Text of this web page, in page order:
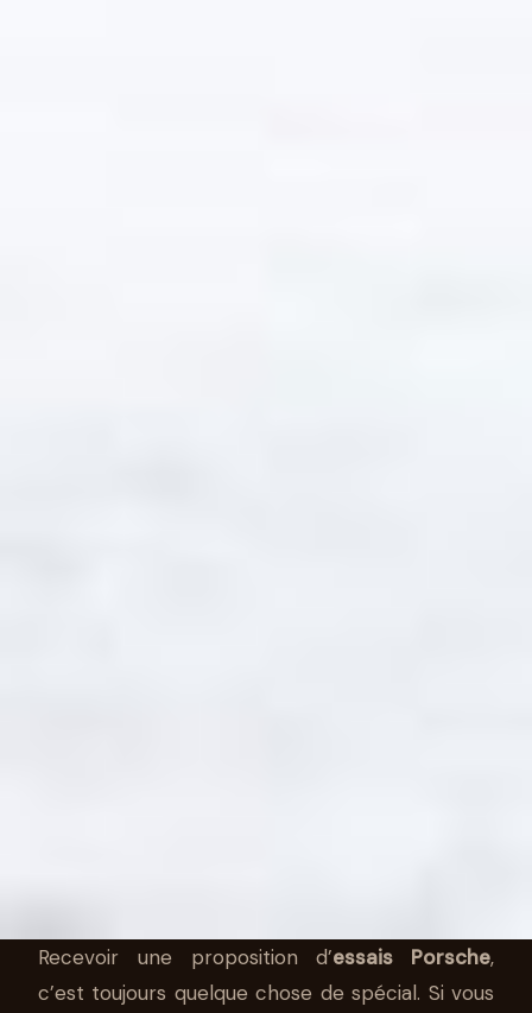
Recevoir une proposition d’essais Porsche,
c’est toujours quelque chose de spécial. Si vous